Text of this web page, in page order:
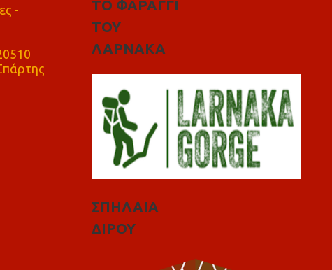
-
ΤΟ ΦΑΡΑΓΓΙ
ΤΟΥ
ΛΑΡΝΑΚΑ
ΣΠΗΛΑΙΑ
ΔΙΡΟΥ